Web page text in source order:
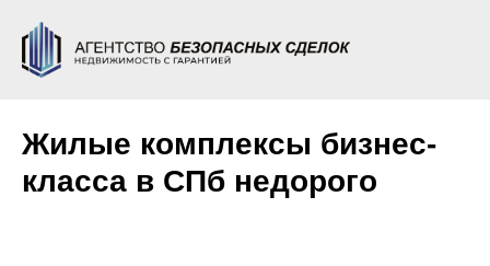
Жилые комплексы бизнес-
класса в СПб недорого